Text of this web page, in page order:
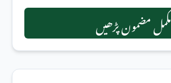
مکمل مضمون پڑھیں